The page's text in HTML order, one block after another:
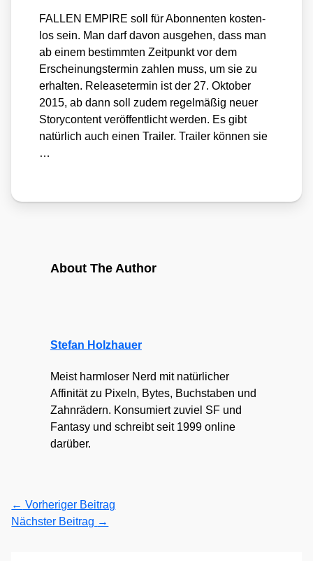
FALLEN EMPIRE soll für Abon­nen­ten kos­ten­
los sein. Man darf davon aus­ge­hen, dass man
ab einem bestimm­ten Zeit­punkt vor dem
Erschei­nungs­ter­min zah­len muss, um sie zu
erhal­ten. Release­ter­min ist der 27. Okto­ber
2015, ab dann soll zudem regel­mä­ßig neu­er
Sto­rycon­tent ver­öf­fent­licht wer­den. Es gibt
natür­lich auch einen Trai­ler. Trai­ler kön­nen sie
…
About The Author
Stefan Holzhauer
Meist harmloser Nerd mit natürlicher
Affinität zu Pixeln, Bytes, Buchstaben und
Zahnrädern. Konsumiert zuviel SF und
Fantasy und schreibt seit 1999 online
darüber.
← Vorheriger Beitrag
Nächster Beitrag →